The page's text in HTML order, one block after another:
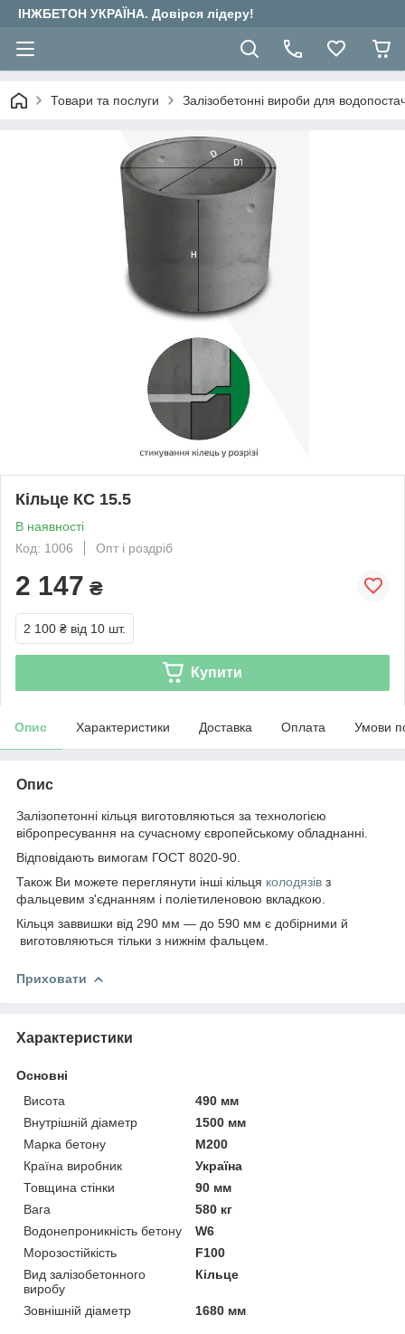
ІНЖБЕТОН УКРАЇНА. Довірся лідеру!
Товари та послуги Залізобетонні вироби для
Кільце КС 15.5
В наявності
Код: 1006
Опт і роздріб
2 147 ₴
2 100 ₴ від 10 шт.
Купити
Опис Характеристики Доставка Оплата Умови
Опис
Залізопетонні кільця виготовляються за технологією
вібропресування на сучасному європейському обладнанні.
Відповідають вимогам ГОСТ 8020-90.
Також Ви можете переглянути інші кільця колодязів з
фальцевим з'єднанням і поліетиленовою вкладкою.
Кільця заввишки від 290 мм — до 590 мм є добірними й
виготовляються тільки з нижнім фальцем.
Приховати
Характеристики
Основні
Висота
490 мм
Внутрішній діаметр
1500 мм
Марка бетону
М200
Країна виробник
Україна
Товщина стінки
90 мм
Вага
580 кг
Водонепроникність бетону
W6
Морозостійкість
F100
Вид залізобетонного
виробу
Кільце
Зовнішній діаметр 1680 мм